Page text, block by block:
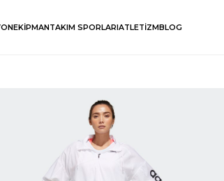
EKİPMANTAKIM SPORLARIATLETİZMBLOG